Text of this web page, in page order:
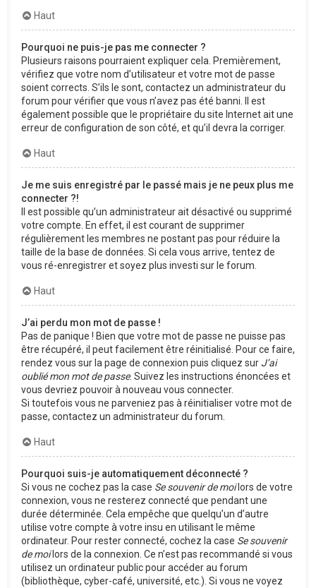
Haut
Pourquoi ne puis-je pas me connecter ?
Plusieurs raisons pourraient expliquer cela. Premièrement,
vérifiez que votre nom d’utilisateur et votre mot de passe
soient corrects. S’ils le sont, contactez un administrateur du
forum pour vérifier que vous n’avez pas été banni. Il est
également possible que le propriétaire du site Internet ait une
erreur de configuration de son côté, et qu’il devra la corriger.
Haut
Je me suis enregistré par le passé mais je ne peux plus me
connecter ?!
Il est possible qu’un administrateur ait désactivé ou supprimé
votre compte. En effet, il est courant de supprimer
régulièrement les membres ne postant pas pour réduire la
taille de la base de données. Si cela vous arrive, tentez de
vous ré-enregistrer et soyez plus investi sur le forum.
Haut
J’ai perdu mon mot de passe !
Pas de panique ! Bien que votre mot de passe ne puisse pas
être récupéré, il peut facilement être réinitialisé. Pour ce faire,
rendez vous sur la page de connexion puis cliquez sur J’ai
oublié mon mot de passe. Suivez les instructions énoncées et
vous devriez pouvoir à nouveau vous connecter.
Si toutefois vous ne parveniez pas à réinitialiser votre mot de
passe, contactez un administrateur du forum.
Haut
Pourquoi suis-je automatiquement déconnecté ?
Si vous ne cochez pas la case Se souvenir de moilors de votre
connexion, vous ne resterez connecté que pendant une
durée déterminée. Cela empêche que quelqu’un d’autre
utilise votre compte à votre insu en utilisant le même
ordinateur. Pour rester connecté, cochez la case Se souvenir
de moilors de la connexion. Ce n’est pas recommandé si vous
utilisez un ordinateur public pour accéder au forum
(bibliothèque, cyber-café, université, etc.). Si vous ne voyez